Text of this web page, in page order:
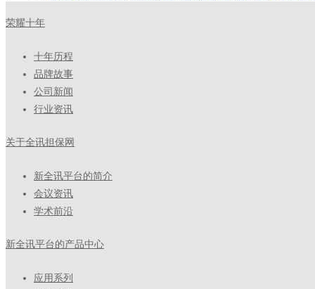
荣耀十年
十年历程
品牌故事
公司新闻
行业资讯
关于全讯担保网
新全讯平台的简介
会议资讯
学术前沿
新全讯平台的产品中心
应用系列